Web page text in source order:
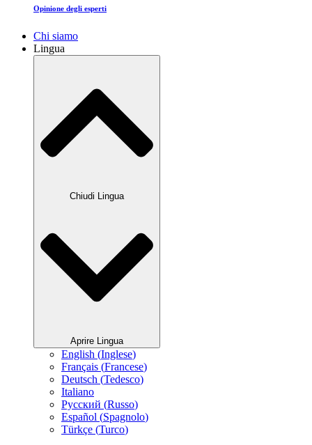
Opinione degli esperti
Chi siamo
Lingua
Chiudi Lingua
Aprire Lingua
English (Inglese)
Français (Francese)
Deutsch (Tedesco)
Italiano
Русский (Russo)
Español (Spagnolo)
Türkçe (Turco)